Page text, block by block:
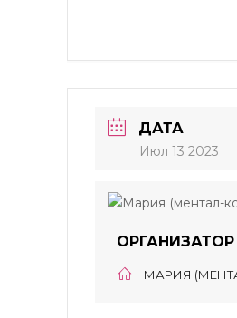
ДАТА
Июл 13 2023
ОРГАНИЗАТОР
МАРИЯ